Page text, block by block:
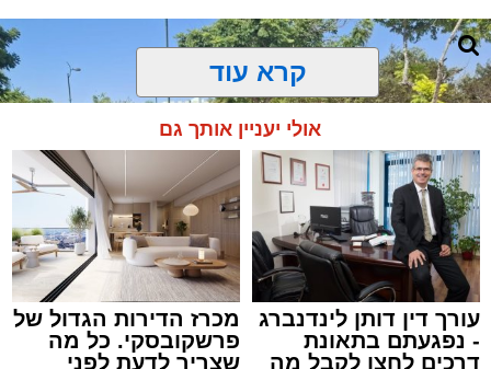
קרא עוד
אולי יעניין אותך גם
עורך דין דותן לינדנברג
- נפגעתם בתאונת
דרכים לחצו לקבל מה
מכרז הדירות הגדול של
פרשקובסקי. כל מה
שצריך לדעת לפני